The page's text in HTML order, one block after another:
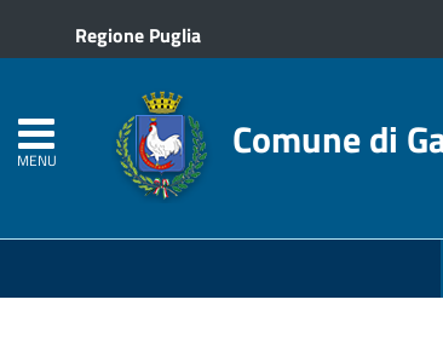
Regione Puglia
MENU Comune di